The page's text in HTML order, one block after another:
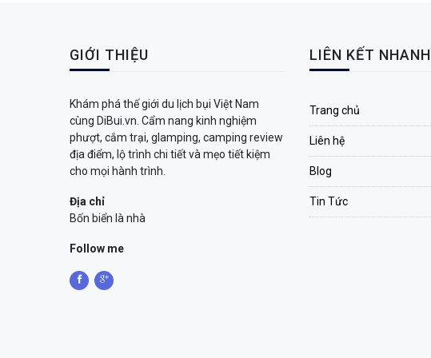
GIỚI THIỆU
Khám phá thế giới du lịch bụi Việt Nam
cùng DiBui.vn. Cẩm nang kinh nghiệm
phượt, cắm trại, glamping, camping review
địa điểm, lộ trình chi tiết và mẹo tiết kiệm
cho mọi hành trình.
Địa chỉ
Bốn biển là nhà
Follow me
LIÊN KẾT NHANH
Trang chủ
Liên hệ
Blog
Tin Tức